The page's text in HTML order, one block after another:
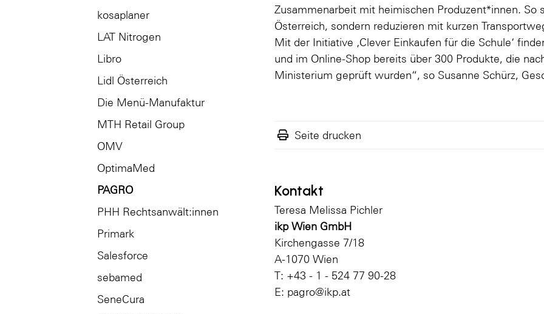
kosaplaner
LAT Nitrogen
Libro
Lidl Österreich
Die Menü-Manufaktur
MTH Retail Group
OMV
OptimaMed
PAGRO
PHH Rechtsanwält:innen
Primark
Salesforce
sebamed
SeneCura
Zusammenarbeit mit heimischen Produzent*innen.
Österreich, sondern reduzieren mit kurzen
Mit der Initiative ‚Clever Einkaufen für die Schule‘
und im Online-Shop bereits über 300 Produkte, die
Ministerium geprüft wurden“, so Susanne Schürz,
Seite drucken
Kontakt
Teresa Melissa Pichler
ikp Wien GmbH
Kirchengasse 7/18
A-1070 Wien
T: +43 - 1 - 524 77 90-28
E: pagro@ikp.at